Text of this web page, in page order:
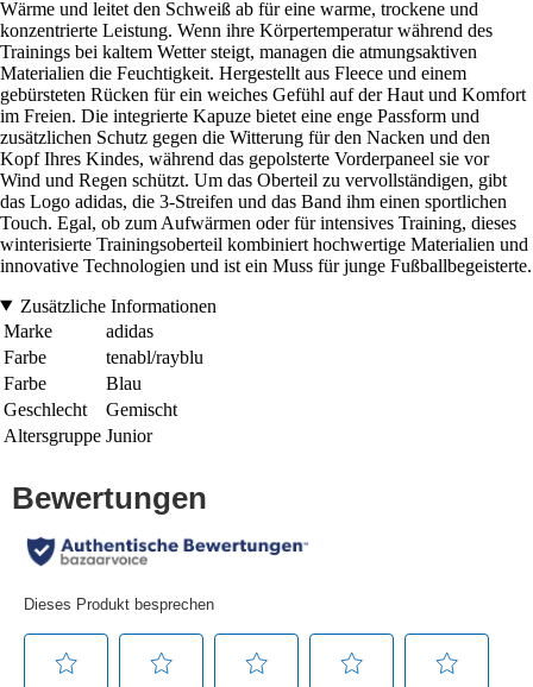
Wärme und leitet den Schweiß ab für eine warme, trockene und
konzentrierte Leistung. Wenn ihre Körpertemperatur während des
Trainings bei kaltem Wetter steigt, managen die atmungsaktiven
Materialien die Feuchtigkeit. Hergestellt aus Fleece und einem
gebürsteten Rücken für ein weiches Gefühl auf der Haut und Komfort
im Freien. Die integrierte Kapuze bietet eine enge Passform und
zusätzlichen Schutz gegen die Witterung für den Nacken und den
Kopf Ihres Kindes, während das gepolsterte Vorderpaneel sie vor
Wind und Regen schützt. Um das Oberteil zu vervollständigen, gibt
das Logo adidas, die 3-Streifen und das Band ihm einen sportlichen
Touch. Egal, ob zum Aufwärmen oder für intensives Training, dieses
winterisierte Trainingsoberteil kombiniert hochwertige Materialien und
innovative Technologien und ist ein Muss für junge Fußballbegeisterte.
Zusätzliche Informationen
Marke
adidas
Farbe
tenabl/rayblu
Farbe
Blau
Geschlecht
Gemischt
Altersgruppe Junior